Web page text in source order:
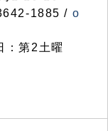
1885 / o
：第2土曜